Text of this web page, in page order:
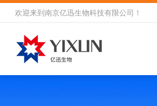
欢迎来到 南京亿迅生物科技有限公司 ！